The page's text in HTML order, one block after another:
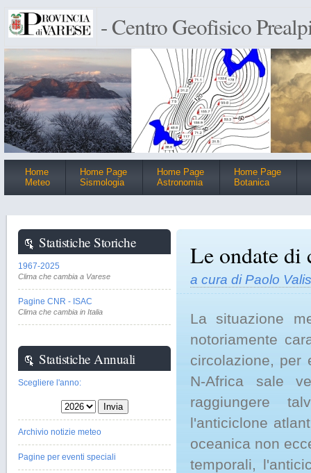
- Centro Geofisico
Home
Meteo
Home Page
Sismologia
Home Page
Astronomia
Home Page
Botanica
Le ondate di
a cura di Paolo
La situazione
notoriamente
circolazione, per
N-Africa sale
raggiungere
l'anticiclone
oceanica non
temporali,
Statistiche Storiche
1967-2025
Clima che cambia a Varese
Pagine CNR - ISAC
Clima che cambia in Italia
Statistiche Annuali
Scegliere l'anno:
Archivio notizie meteo
Pagine per eventi speciali